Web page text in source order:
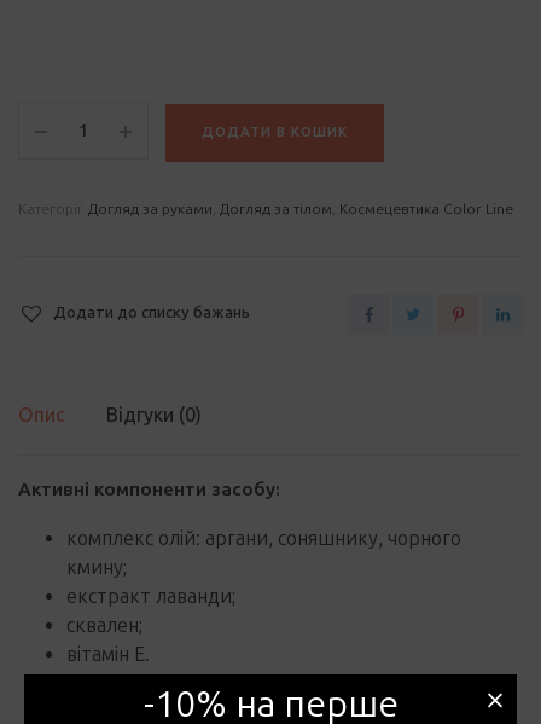
для
та
quantity
ДОДАТИ В КОШИК
Категорії: Догляд за руками, Догляд за тілом, Космецевтика Color Line
Додати до списку бажань
Опис Відгуки (0)
Активні компоненти засобу:
комплекс олій: аргани, соняшнику, чорного
кмину;
екстракт лаванди;
сквален;
вітамін Е.
-10% на перше